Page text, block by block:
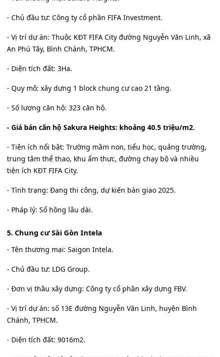
- Chủ đầu tư: Công ty cổ phần FIFA Investment.
- Vị trí dự án: Thuộc KĐT FIFA City đường Nguyễn Văn Linh, xã
An Phú Tây, Bình Chánh, TPHCM.
- Diện tích đất: 3Ha.
- Quy mô: xây dựng 1 block chung cư cao 21 tầng.
- Số lượng căn hộ: 323 căn hộ.
- Giá bán căn hộ Sakura Heights: khoảng 40.5 triệu/m2.
- Tiện ích nổi bật: Trường mầm non, tiểu học, quảng trường,
trung tâm thể thao, khu ẩm thực, đường chạy bộ và nhiều
tiện ích KĐT FIFA City.
- Tình trạng: Đang thi công, dự kiến bàn giao 2025.
- Pháp lý: Sổ hồng lâu dài.
5. Chung cư Sài Gòn Intela
- Tên thương mại: Saigon Intela.
- Chủ đầu tư: LDG Group.
- Đơn vị thầu xây dựng: Công ty cổ phần xây dựng FBV.
- Vị trí dự án: số 13E đường Nguyễn Văn Linh, huyện Bình
Chánh, TPHCM.
- Diện tích đất: 9016m2.